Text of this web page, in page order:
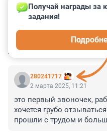
КОММЕНТАРИИ 34
280241717
Получай награды за
задания!
2 марта 2025, 11:21
это первый звоночек,
хочется грубо
прошли с трудом и